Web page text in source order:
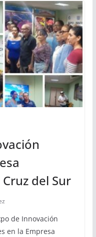
del Sur
de Innovación
en la Empresa